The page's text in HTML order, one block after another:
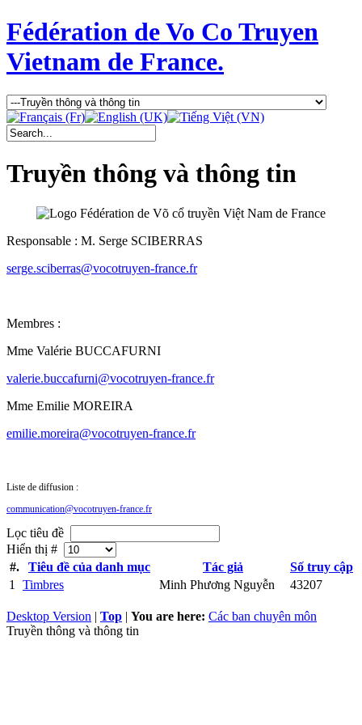
Fédération de Vo Co Truyen
Vietnam de France.
Truyền thông và thông tin
Responsable : M. Serge SCIBERRAS
serge.sciberras@vocotruyen-france.fr
Membres :
Mme Valérie BUCCAFURNI
valerie.buccafurni@vocotruyen-france.fr
Mme Emilie MOREIRA
emilie.moreira@vocotruyen-france.fr
Liste de diffusion :
communication@vocotruyen-france.fr
Lọc tiêu đề
Hiển thị #
#.
Tiêu đề của danh mục Tác giả
Số truy cập
1
Timbres Minh Phương Nguyễn 43207
Desktop Version | Top | You are here: Các ban chuyên môn
Truyền thông và thông tin